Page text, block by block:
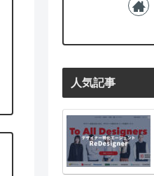
人気記事